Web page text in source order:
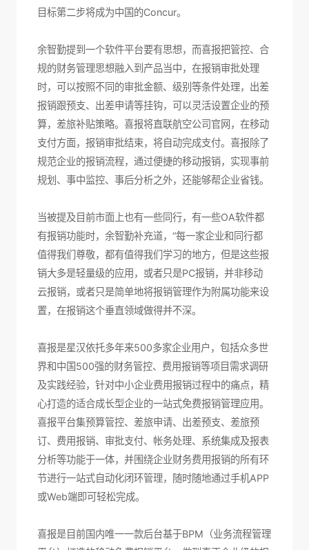
目标第二步将成为中国的Concur。
余智勤提到一个软件平台要有思想，而喜报把管控、合
规的财务管理思想融入到产品当中，在报销审批处理
时，可以按照不同的审批金额、级别等条件处理，出差
报销跟预支、出差申请等挂钩，可以灵活设置企业的预
算，差旅补贴策略。喜报将直联航空公司官网，在移动
支付方面，报销审批结束，将自动完成支付。喜报除了
规范企业的报销流程，通过便捷的移动报销，实现事前
规划、事中监控、事后分析之外，还能够帮企业省钱。
当被提及目前市面上也有一些同行，有一些OA软件都
有报销功能时，余智勤补充道，“每一家企业和同行都
值得我们尊敬，都有值得我们学习的地方，但是这些报
销大多是轻量级的应用，或者只是PC报销，并非移动
云报销，或者只是简单地将报销管理作为附属功能来设
置，在报销这个垂直领域做得并不深。
喜报是星汉依托多年来500多家企业用户，包括众多世
界和中国500强的财务管控、费用报销等项目需求调研
及实践经验，针对中小企业费用报销过程中的痛点，精
心打造的适合成长型企业的一站式免费报销管理应用。
喜报平台集预算管控、差旅申请、出差预支、差旅预
订、费用报销、审批支付、帐务处理、系统集成及报表
分析等功能于一体，并围绕企业财务费用报销的所有环
节进行一站式自动化闭环管理，随时随地通过手机APP
或Web端即可轻松完成。
喜报是目前国内唯一一款后台基于BPM（业务流程管理